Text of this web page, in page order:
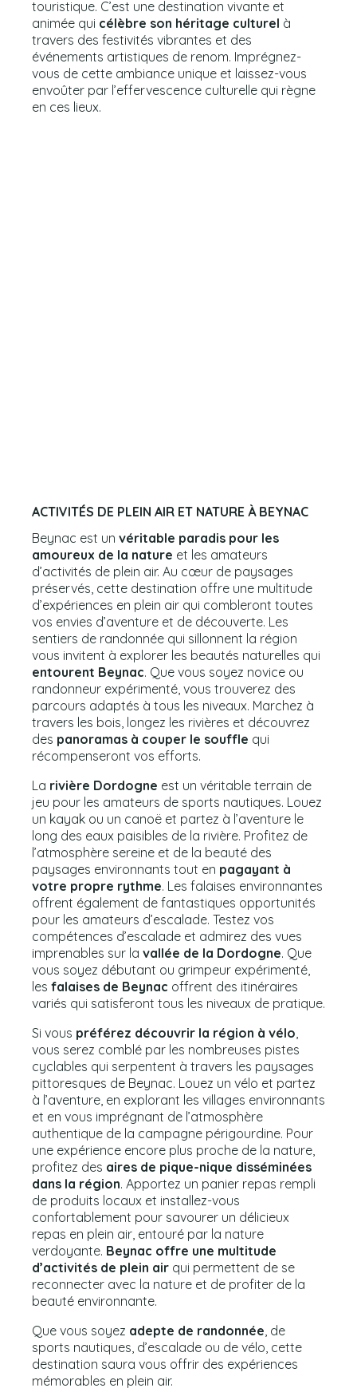
touristique. C’est une destination vivante et
animée qui célèbre son héritage culturel à
travers des festivités vibrantes et des
événements artistiques de renom. Imprégnez-
vous de cette ambiance unique et laissez-vous
envoûter par l’effervescence culturelle qui règne
en ces lieux.
ACTIVITÉS DE PLEIN AIR ET NATURE À BEYNAC
Beynac est un véritable paradis pour les
amoureux de la nature et les amateurs
d’activités de plein air. Au cœur de paysages
préservés, cette destination offre une multitude
d’expériences en plein air qui combleront toutes
vos envies d’aventure et de découverte. Les
sentiers de randonnée qui sillonnent la région
vous invitent à explorer les beautés naturelles qui
entourent Beynac. Que vous soyez novice ou
randonneur expérimenté, vous trouverez des
parcours adaptés à tous les niveaux. Marchez à
travers les bois, longez les rivières et découvrez
des panoramas à couper le souffle qui
récompenseront vos efforts.
La rivière Dordogne est un véritable terrain de
jeu pour les amateurs de sports nautiques. Louez
un kayak ou un canoë et partez à l’aventure le
long des eaux paisibles de la rivière. Profitez de
l’atmosphère sereine et de la beauté des
paysages environnants tout en pagayant à
votre propre rythme. Les falaises environnantes
offrent également de fantastiques opportunités
pour les amateurs d’escalade. Testez vos
compétences d’escalade et admirez des vues
imprenables sur la vallée de la Dordogne. Que
vous soyez débutant ou grimpeur expérimenté,
les falaises de Beynac offrent des itinéraires
variés qui satisferont tous les niveaux de pratique.
Si vous préférez découvrir la région à vélo
vous serez comblé par les nombreuses pistes
cyclables qui serpentent à travers les paysages
pittoresques de Beynac. Louez un vélo et partez
à l’aventure, en explorant les villages environnants
et en vous imprégnant de l’atmosphère
authentique de la campagne périgourdine. Pour
une expérience encore plus proche de la nature,
profitez des aires de pique-nique disséminées
dans la région. Apportez un panier repas rempli
de produits locaux et installez-vous
confortablement pour savourer un délicieux
repas en plein air, entouré par la nature
verdoyante. Beynac offre une multitude
d’activités de plein airqui permettent de se
reconnecter avec la nature et de profiter de la
beauté environnante.
Que vous soyez adepte de randonnée , de
sports nautiques, d’escalade ou de vélo, cette
destination saura vous offrir des expériences
mémorables en plein air.